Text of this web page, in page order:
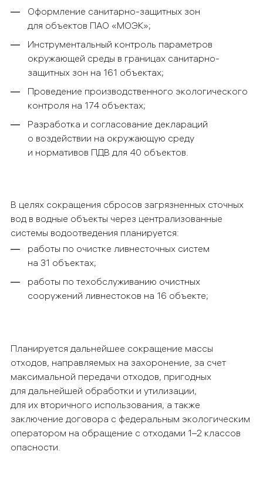
Оформление санитарно-защитных зон
для объектов ПАО «МОЭК»;
Инструментальный контроль параметров
окружающей среды в границах санитарно-
защитных зон на 161 объектах;
Проведение производственного экологического
контроля на 174 объектах;
Разработка и согласование деклараций
о воздействии на окружающую среду
и нормативов ПДВ для 40 объектов.
В целях сокращения сбросов загрязненных сточных
вод в водные объекты через централизованные
системы водоотведения планируется:
работы по очистке ливнесточных систем
на 31 объектах;
работы по техобслуживанию очистных
сооружений ливнестоков на 16 объекте;
Планируется дальнейшее сокращение массы
отходов, направляемых на захоронение, за счет
максимальной передачи отходов, пригодных
для дальнейшей обработки и утилизации,
для их вторичного использования, а также
заключение договора с федеральным экологическим
оператором на обращение с отходами 1–2 классов
опасности.